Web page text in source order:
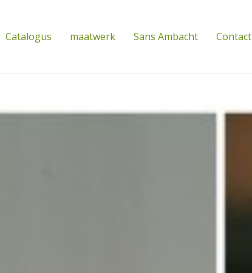
Catalogus maatwerk Sans Ambacht Contact